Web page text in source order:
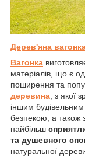
Дерев'яна
Вагонка
матеріалів, що є
поширення та
деревина, з якої
іншим
безпекою, а також
найбільш
та душевного
натуральної